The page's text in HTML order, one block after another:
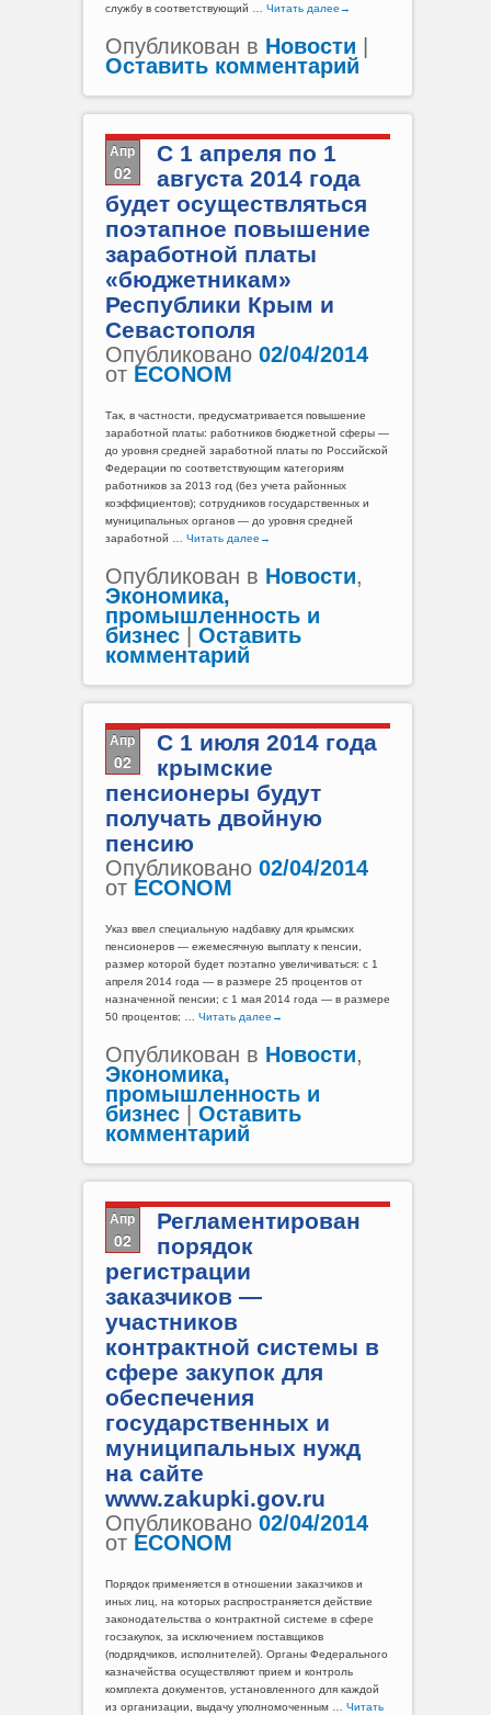
службу в соответствующий … Читать далее →
Опубликован в Новости |
Оставить комментарий
Апр
02
С 1 апреля по 1
августа 2014 года
будет осуществляться
поэтапное повышение
заработной платы
«бюджетникам»
Республики Крым и
Севастополя
Опубликовано 02/04/2014
от ECONOM
Так, в частности, предусматривается повышение
заработной платы: работников бюджетной сферы —
до уровня средней заработной платы по Российской
Федерации по соответствующим категориям
работников за 2013 год (без учета районных
коэффициентов); сотрудников государственных и
муниципальных органов — до уровня средней
заработной … Читать далее →
Опубликован в Новости,
Экономика,
промышленность и
бизнес | Оставить
комментарий
Апр
02
С 1 июля 2014 года
крымские
пенсионеры будут
получать двойную
пенсию
Опубликовано 02/04/2014
от ECONOM
Указ ввел специальную надбавку для крымских
пенсионеров — ежемесячную выплату к пенсии,
размер которой будет поэтапно увеличиваться: с 1
апреля 2014 года — в размере 25 процентов от
назначенной пенсии; с 1 мая 2014 года — в размере
50 процентов; … Читать далее →
Опубликован в Новости,
Экономика,
промышленность и
бизнес
Оставить
комментарий
Апр
02
Регламентирован
порядок
регистрации
заказчиков —
участников
контрактной системы в
сфере закупок для
обеспечения
государственных и
муниципальных нужд
на сайте
www.zakupki.gov.ru
Опубликовано 02/04/2014
от ECONOM
Порядок применяется в отношении заказчиков и
иных лиц, на которых распространяется действие
законодательства о контрактной системе в сфере
госзакупок, за исключением поставщиков
(подрядчиков, исполнителей). Органы Федерального
казначейства осуществляют прием и контроль
комплекта документов, установленного для каждой
из организации, выдачу уполномоченным … Читать